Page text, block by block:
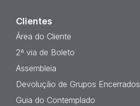
Clientes
Área do Cliente
2ª via de Boleto
Assembleia
Devolução de Grupos Encerrados
Guia do Contemplado